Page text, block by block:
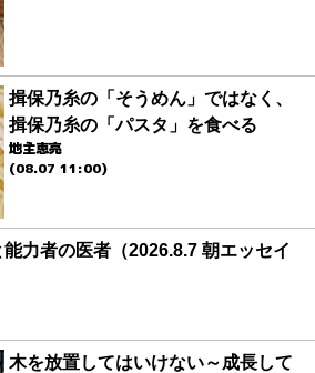
揖保乃糸の「そうめん」ではなく、
揖保乃糸の「パスタ」を食べる
地主恵亮
(08.07 11:00)
能力者の医者（2026.8.7 朝エッセイ
木を放置してはいけない～成長して